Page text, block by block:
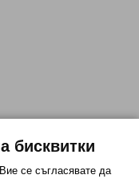
бисквитки
се съгласявате да